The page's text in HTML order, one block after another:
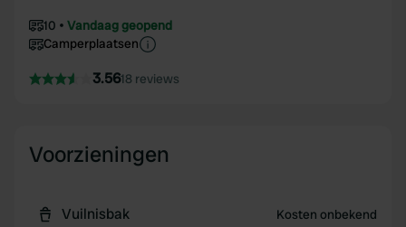
10
Vandaag geopend
Camperplaatsen
3.5618 reviews
Voorzieningen
Vuilnisbak Kosten onbekend